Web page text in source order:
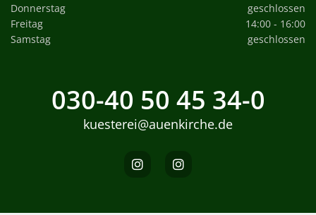
Donnerstag
geschlossen
Freitag
14:00 - 16:00
Samstag
geschlossen
030-40 50 45 34-0
kuesterei@auenkirche.de